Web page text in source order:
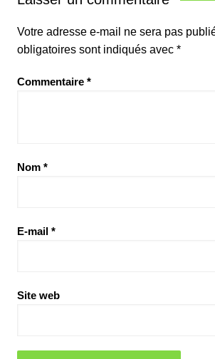
Votre adresse e-mail ne sera pas
obligatoires sont indiqués avec *
Commentaire *
Nom *
E-mail *
Site web